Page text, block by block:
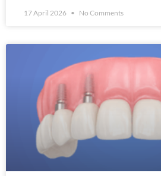
17 April 2026 No Comments